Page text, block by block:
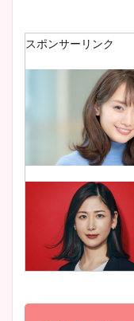
スポンサーリンク